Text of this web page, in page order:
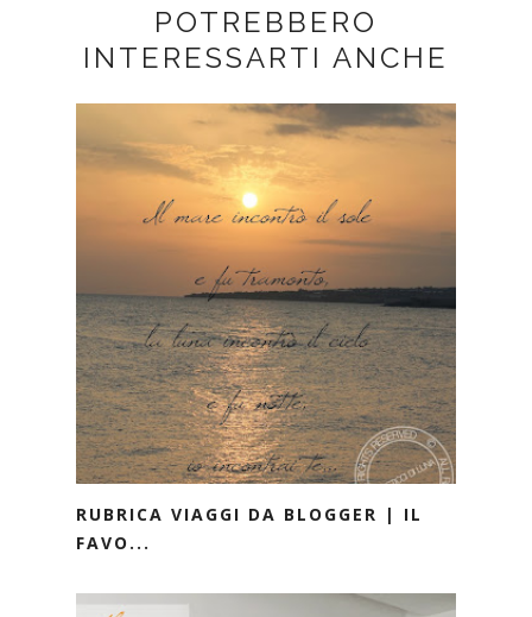
POTREBBERO
INTERESSARTI ANCHE
RUBRICA VIAGGI DA BLOGGER | IL
FAVO...